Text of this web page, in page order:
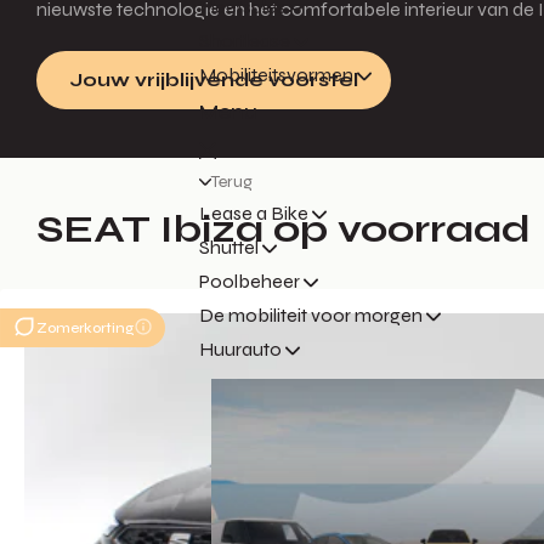
Fleetsales
Mobiliteitsvormen
Menu
Terug
Lease a Bike
Shuttel
Poolbeheer
De mobiliteit voor morgen
Huurauto
nieuwste technologie en het comfortabele interieur van de
Jouw vrijblijvende voorstel
SEAT Ibiza op voorraad
Zomerkorting